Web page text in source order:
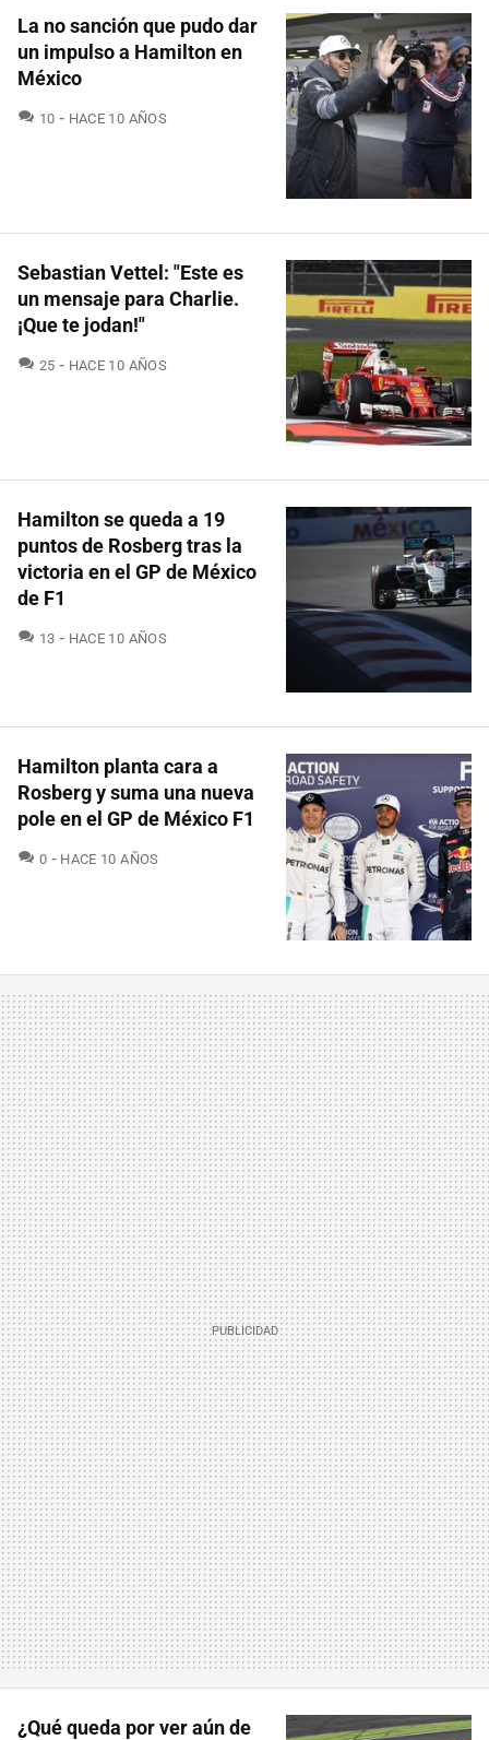
La no sanción que pudo dar
un impulso a Hamilton en
México
10 COMENTARIOS
HACE 10 AÑOS
Sebastian Vettel: "Este es
un mensaje para Charlie.
¡Que te jodan!"
25 COMENTARIOS
HACE 10 AÑOS
Hamilton se queda a 19
puntos de Rosberg tras la
victoria en el GP de México
de F1
13 COMENTARIOS
HACE 10 AÑOS
Hamilton planta cara a
Rosberg y suma una nueva
pole en el GP de México F1
0 COMENTARIOS
HACE 10 AÑOS
¿Qué queda por ver aún de